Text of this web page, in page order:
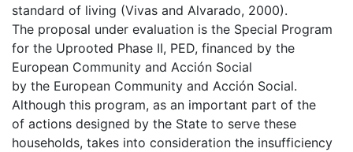
standard of living (Vivas and Alvarado, 2000).
The proposal under evaluation is the Special Program
for the Uprooted Phase II, PED, financed by the
European Community and Acción Social
by the European Community and Acción Social.
Although this program, as an important part of the
of actions designed by the State to serve these
households, takes into consideration the insufficiency